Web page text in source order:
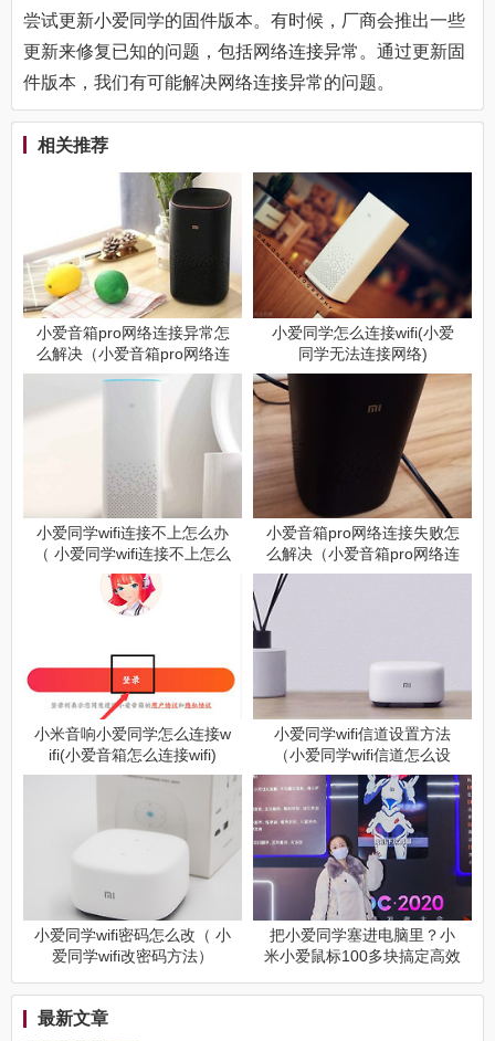
尝试更新小爱同学的固件版本。有时候，厂商会推出一些
更新来修复已知的问题，包括网络连接异常。通过更新固
件版本，我们有可能解决网络连接异常的问题。
相关推荐
小爱音箱pro网络连接异常怎
么解决（小爱音箱pro网络连
接异常解决方法）
小爱同学怎么连接wifi(小爱
同学无法连接网络)
小爱同学wifi连接不上怎么办
（ 小爱同学wifi连接不上怎么
解决）
小爱音箱pro网络连接失败怎
么解决（小爱音箱pro网络连
接失败解决方法）
小米音响小爱同学怎么连接w
ifi(小爱音箱怎么连接wifi)
小爱同学wifi信道设置方法
（小爱同学wifi信道怎么设
置）
小爱同学wifi密码怎么改（ 小
爱同学wifi改密码方法）
把小爱同学塞进电脑里？小
米小爱鼠标100多块搞定高效
最新文章